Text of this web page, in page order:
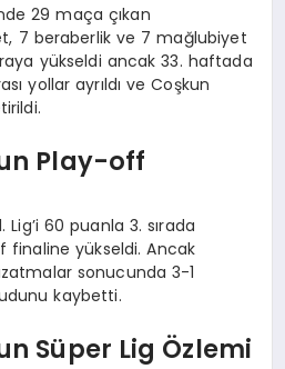
29 maça çıkan
7 beraberlik ve 7 mağlubiyet
yükseldi ancak 33. haftada
yollar ayrıldı ve Coşkun
Play-off
Lig’i 60 puanla 3. sırada
yükseldi. Ancak
sonucunda 3-1
kaybetti.
Süper Lig Özlemi